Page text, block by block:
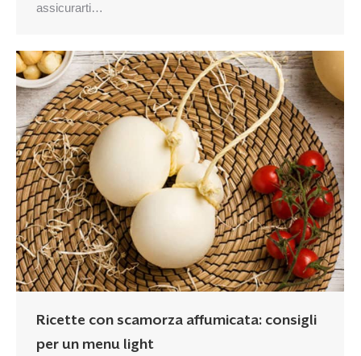
assicurarti…
Ricette con scamorza affumicata: consigli
per un menu light